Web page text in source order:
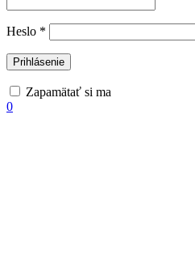
Heslo *
Prihlásenie
Zapamätať si ma
0